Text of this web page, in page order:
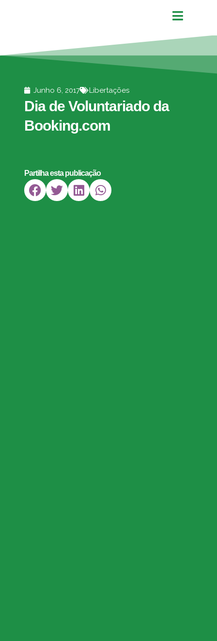
Junho 6, 2017 Libertações
Dia de Voluntariado da
Booking.com
Partilha esta publicação